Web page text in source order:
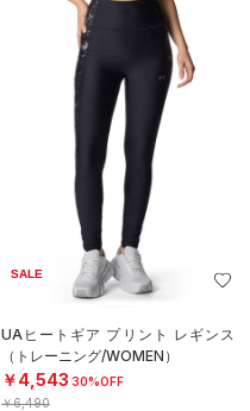
SALE
UAヒートギア プリント レギンス
（トレーニング/WOMEN）
￥4,543 30%OFF
￥6,490